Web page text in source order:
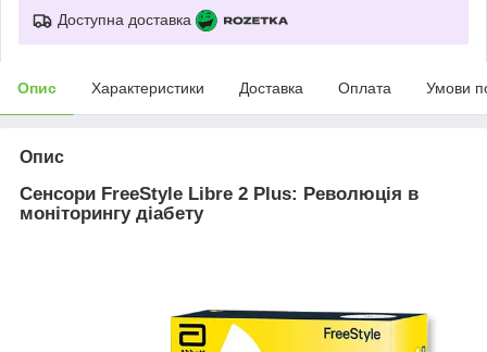
Доступна доставка
Опис Характеристики Доставка Оплата Умови
Опис
Сенсори FreeStyle Libre 2 Plus: Революція в
моніторингу діабету